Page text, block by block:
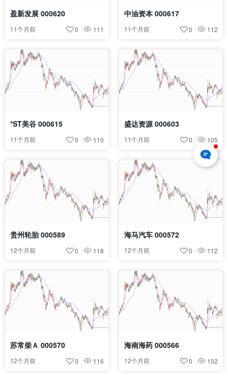
盈新发展 000620
11个月前 111
0
中油资本 000617
11个月前 112
0
*ST美谷 000615
11个月前 110
0
盛达资源 000603
11个月前 105
0
贵州轮胎 000589
12个月前 118
0
海马汽车 000572
12个月前 112
0
苏常柴Ａ 000570
12个月前 116
0
海南海药 000566
12个月前 102
0